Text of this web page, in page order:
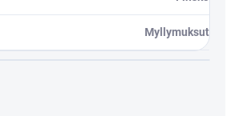
Myllymuksut